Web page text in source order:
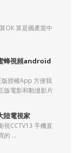
OK 算是國產當中
蜂視頻android
授權App 方便我
版電影和動漫影片
陸電視家
視CCTV13 手機直
的 ...